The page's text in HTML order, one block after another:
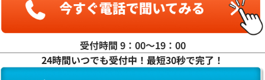
EDOX
エドックス
EBERHARD
エベラール
EBEL
グラハム
グランドセイコー
CORUM
コルム
Jaeger-LeCoultre
ジャケ・ドロー
Girard-Perregaux
PIERRE KUNZ
ピエール・クンツ
FRANCK MULLER
フランク ミュラー
BOUCHERON
ブシュロン
ROGER DUBUIS
ロジェ・デュブイ
ROLEX
ロレックス
LONGINES
受付時間 9：00〜19：00
24時間いつでも受付中！最短30秒で完了！